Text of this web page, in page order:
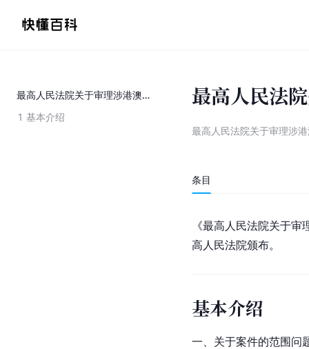
最高人民法院关于审理涉港澳经济纠纷案件若干问题的解答
1 基本介绍
最高人民法
最高人民法院关于审理涉
条目
《最高人民法院关于审
高人民法院颁布。
基本介绍
一、关于案件的范围问